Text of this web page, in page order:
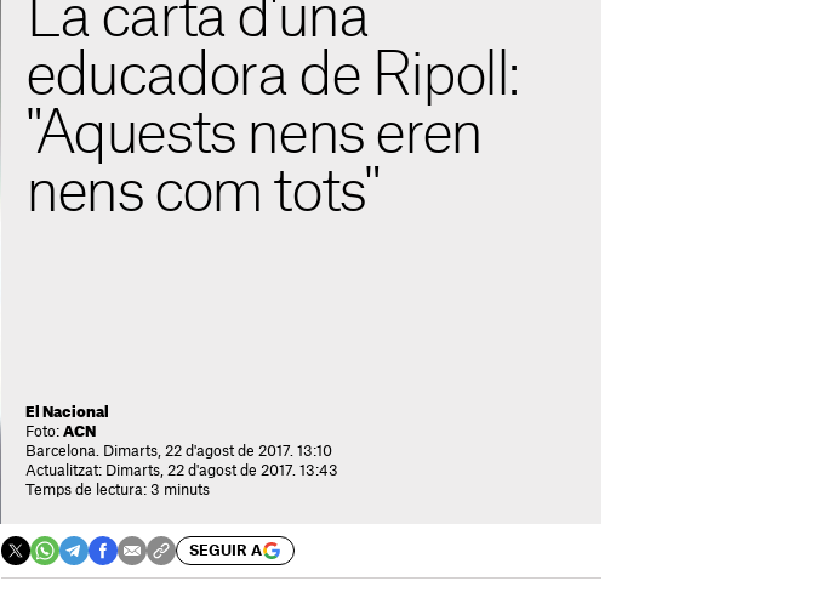
La carta d'una
educadora de Ripoll:
"Aquests nens eren
nens com tots"
El Nacional
Foto: ACN
Barcelona. Dimarts, 22 d'agost de 2017. 13:10
Actualitzat: Dimarts, 22 d'agost de 2017. 13:43
Temps de lectura: 3 minuts
SEGUIR A